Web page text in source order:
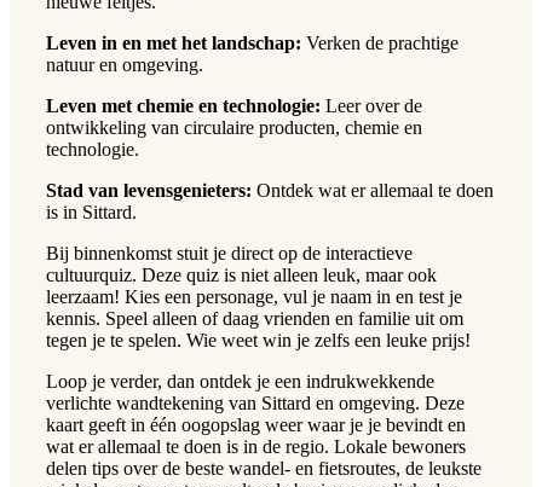
Leven in en met het landschap: Verken de prachtige
natuur en omgeving.
Leven met chemie en technologie: Leer over de
ontwikkeling van circulaire producten, chemie en
technologie.
Stad van levensgenieters: Ontdek wat er allemaal te doen
is in Sittard.
Bij binnenkomst stuit je direct op de interactieve
cultuurquiz. Deze quiz is niet alleen leuk, maar ook
leerzaam! Kies een personage, vul je naam in en test je
kennis. Speel alleen of daag vrienden en familie uit om
tegen je te spelen. Wie weet win je zelfs een leuke prijs!
Loop je verder, dan ontdek je een indrukwekkende
verlichte wandtekening van Sittard en omgeving. Deze
kaart geeft in één oogopslag weer waar je je bevindt en
wat er allemaal te doen is in de regio. Lokale bewoners
delen tips over de beste wandel- en fietsroutes, de leukste